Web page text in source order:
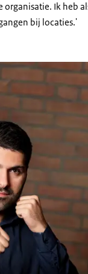
Ik heb
bij locaties.'